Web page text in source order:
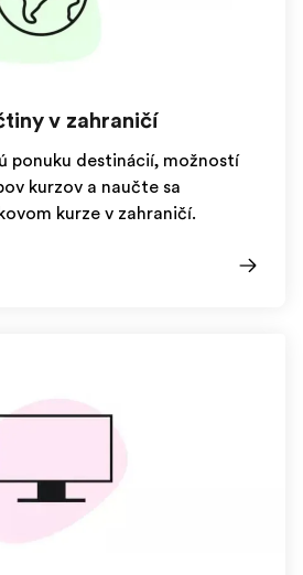
v zahraničí
ponuku destinácií, možností
kurzov a naučte sa
kurze v zahraničí.